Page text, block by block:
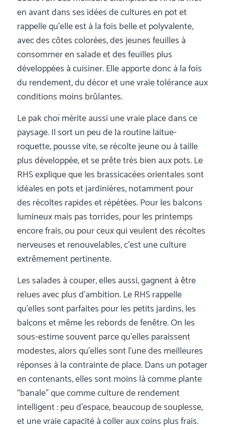
en avant dans ses idées de cultures en pot et
rappelle qu’elle est à la fois belle et polyvalente,
avec des côtes colorées, des jeunes feuilles à
consommer en salade et des feuilles plus
développées à cuisiner. Elle apporte donc à la fois
du rendement, du décor et une vraie tolérance aux
conditions moins brûlantes.
Le pak choï mérite aussi une vraie place dans ce
paysage. Il sort un peu de la routine laitue-
roquette, pousse vite, se récolte jeune ou à taille
plus développée, et se prête très bien aux pots. Le
RHS explique que les brassicacées orientales sont
idéales en pots et jardinières, notamment pour
des récoltes rapides et répétées. Pour les balcons
lumineux mais pas torrides, pour les printemps
encore frais, ou pour ceux qui veulent des récoltes
nerveuses et renouvelables, c’est une culture
extrêmement pertinente.
Les salades à couper, elles aussi, gagnent à être
relues avec plus d’ambition. Le RHS rappelle
qu’elles sont parfaites pour les petits jardins, les
balcons et même les rebords de fenêtre. On les
sous-estime souvent parce qu’elles paraissent
modestes, alors qu’elles sont l’une des meilleures
réponses à la contrainte de place. Dans un potager
en contenants, elles sont moins là comme plante
“banale” que comme culture de rendement
intelligent : peu d’espace, beaucoup de souplesse,
et une vraie capacité à coller aux coins plus frais.